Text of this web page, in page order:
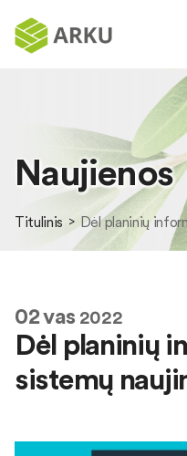
Naujienos
Titulinis Dėl planinių
02vas 2022
Dėl planinių
sistemų